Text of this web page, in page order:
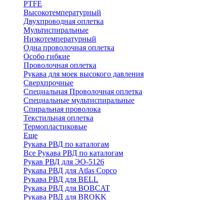
PTFE
Высокотемпературный
Двухпроводная оплетка
Мультиспиральные
Низкотемпературный
Одна проволочная оплетка
Особо гибкие
Проволочная оплетка
Рукава для моек высокого давления
Сверхпрочные
Специальная Проволочная оплетка
Специальные мультиспиральные
Спиральная проволока
Текстильная оплетка
Термопластиковые
Еще
Рукава РВД по каталогам
Все Рукава РВД по каталогам
Рукав РВД для ЭО-5126
Рукава РВД для Atlas Copco
Рукава РВД для BELL
Рукава РВД для BOBCAT
Рукава РВД для BROKK